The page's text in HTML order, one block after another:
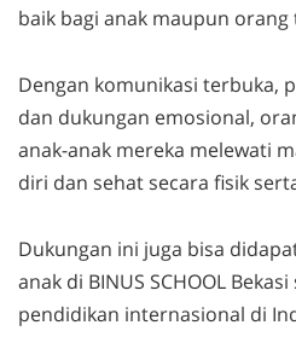
baik bagi anak maupun orang
Dengan komunikasi terbuka,
dan dukungan emosional,
anak-anak mereka melewati
diri dan sehat secara fisik
Dukungan ini juga bisa
anak di BINUS SCHOOL
pendidikan internasional di